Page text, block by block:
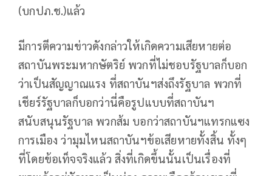
(บกปภ.ช.)แล้ว
มีการตีความข่าวดังกล่าวให้เกิดความเสียหายต่อ
สถาบันพระมหากษัตริย์ พวกที่ไม่ชอบรัฐบาลก็บอก
ว่าเป็นสัญญาณแรง ที่สถาบันฯส่งถึงรัฐบาล พวกที่
เชียร์รัฐบาลก็บอกว่านี่คือรูปแบบที่สถาบันฯ
สนับสนุนรัฐบาล พวกส้ม บอกว่าสถาบันฯแทรกแซง
การเมือง ว่ามุมไหนสถาบันฯข้อเสียหายทั้งสิ้น ทั้งๆ
ที่โดยข้อเท็จจริงแล้ว สิ่งที่เกิดขึ้นนั้นเป็นเรื่องที่